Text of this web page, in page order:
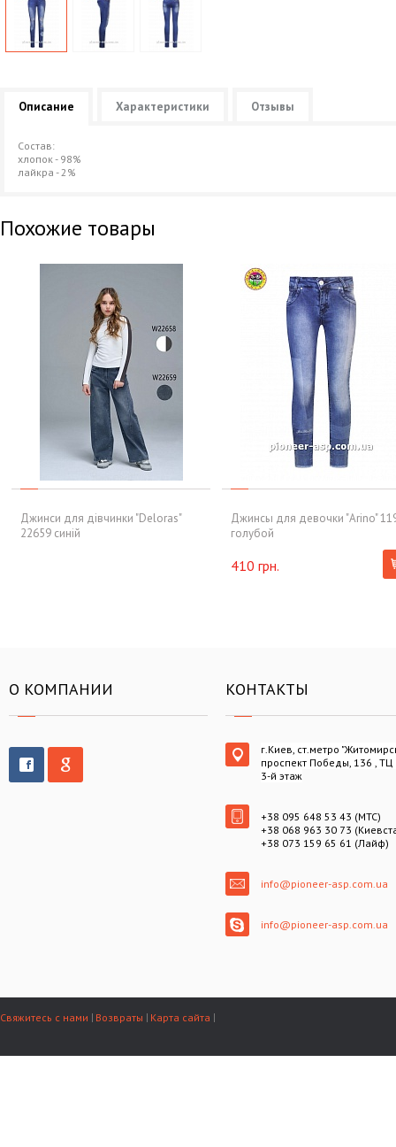
Описание Характеристики Отзывы
Состав:
хлопок - 98%
лайкра - 2%
Похожие товары
Джинси для дівчинки "Deloras"
22659 синій
Джинсы для девочки "Arino"
голубой
410 грн.
О КОМПАНИИ КОНТАКТЫ
г.Киев, ст.метро
проспект Победы, 136 , ТЦ
3-й этаж
+38 095 648 53 43 (МТС)
+38 068 963 30 73
+38 073 159 65 61 (Лайф)
info@pioneer-asp.com.ua
info@pioneer-asp.com.ua
Свяжитесь с нами Возвраты Карта сайта